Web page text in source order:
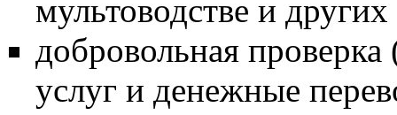
мультоводстве и
добровольная
услуг и денежные